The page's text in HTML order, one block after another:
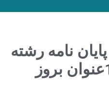
نامه رشته